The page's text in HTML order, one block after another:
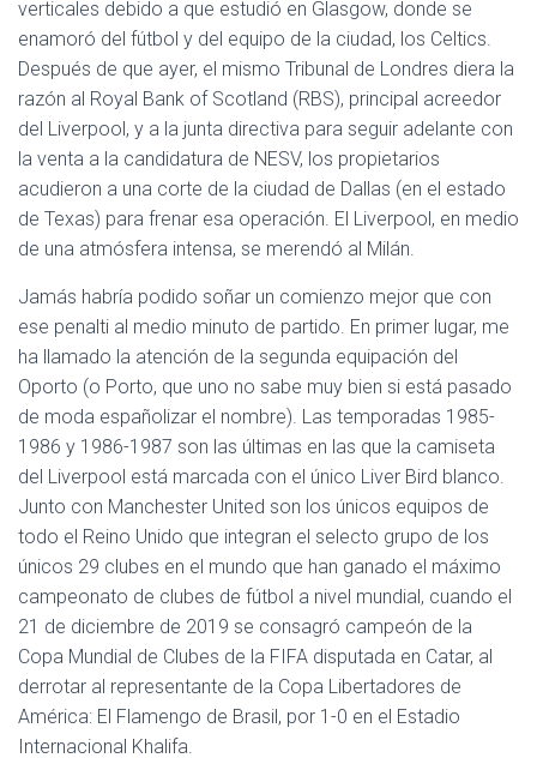
verticales debido a que estudió en Glasgow, donde se
enamoró del fútbol y del equipo de la ciudad, los Celtics.
Después de que ayer, el mismo Tribunal de Londres diera la
razón al Royal Bank of Scotland (RBS), principal acreedor
del Liverpool, y a la junta directiva para seguir adelante con
la venta a la candidatura de NESV, los propietarios
acudieron a una corte de la ciudad de Dallas (en el estado
de Texas) para frenar esa operación. El Liverpool, en medio
de una atmósfera intensa, se merendó al Milán.
Jamás habría podido soñar un comienzo mejor que con
ese penalti al medio minuto de partido. En primer lugar, me
ha llamado la atención de la segunda equipación del
Oporto (o Porto, que uno no sabe muy bien si está pasado
de moda españolizar el nombre). Las temporadas 1985-
1986 y 1986-1987 son las últimas en las que la camiseta
del Liverpool está marcada con el único Liver Bird blanco.
Junto con Manchester United son los únicos equipos de
todo el Reino Unido que integran el selecto grupo de los
únicos 29 clubes en el mundo que han ganado el máximo
campeonato de clubes de fútbol a nivel mundial, cuando el
21 de diciembre de 2019 se consagró campeón de la
Copa Mundial de Clubes de la FIFA disputada en Catar, al
derrotar al representante de la Copa Libertadores de
América: El Flamengo de Brasil, por 1-0 en el Estadio
Internacional Khalifa.